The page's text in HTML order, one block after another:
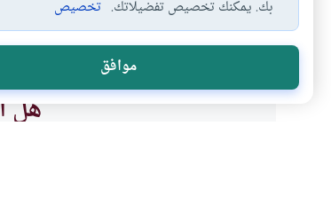
القراءة في الوتر
هل
بك. يمكنك تخصيص تفضيلاتك. تخصيص
موافق